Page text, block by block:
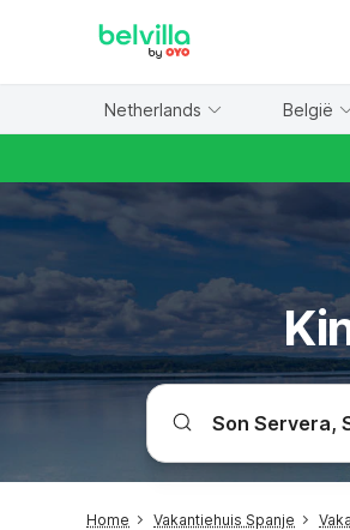
Netherlands België
Home Vakantiehuis Spanje